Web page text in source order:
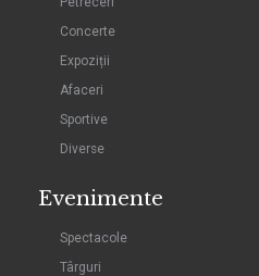
Concerte
Expoziții
Afaceri
Sportive
Diverse
Evenimente
Spectacole
Târguri